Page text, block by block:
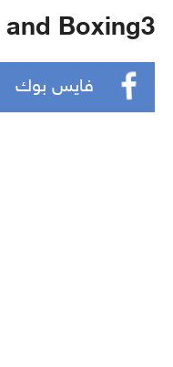
and Boxing3
فايس بوك